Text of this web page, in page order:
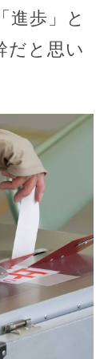
進歩」と
だと思い